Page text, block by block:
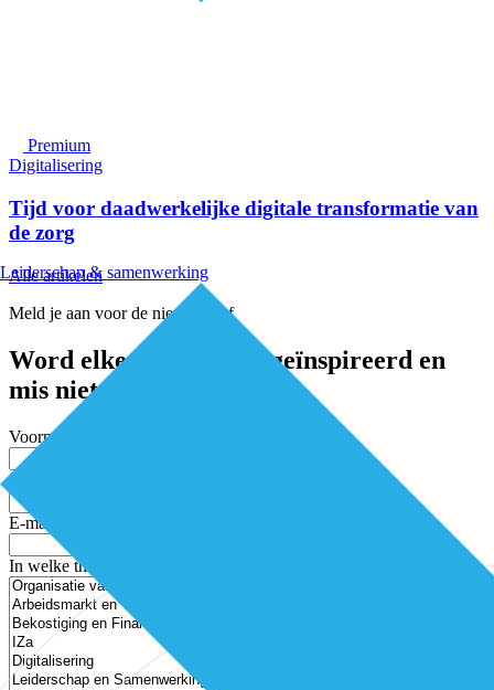
Leiderschap & samenwerking
Premium
Digitalisering
Tijd voor daadwerkelijke digitale transformatie van
de zorg
Alle artikelen
Meld je aan voor de nieuwsbrief
Word elke twee weken geïnspireerd en
mis niets
Voornaam
Achternaam
E-mailadres
In welke thema’s ben je geïnteresseerd?